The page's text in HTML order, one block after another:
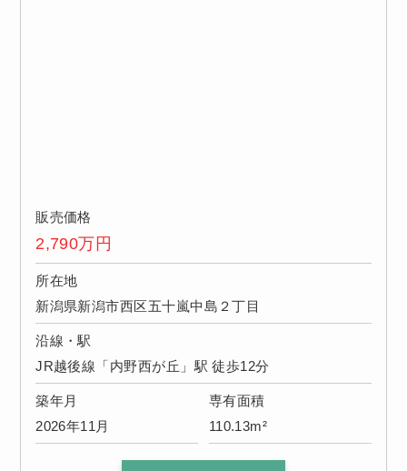
販売価格
2,790万円
所在地
新潟県新潟市西区五十嵐中島２丁目
沿線・駅
JR越後線「内野西が丘」駅 徒歩12分
築年月
2026年11月
専有面積
110.13m²